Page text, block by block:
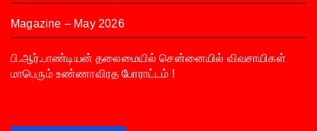
Magazine – May 2026
பி.ஆர்.பாண்டியன் தலைமையில் சென்னையில் விவசாயிகள்
மாபெரும் உண்ணாவிரத போராட்டம் !